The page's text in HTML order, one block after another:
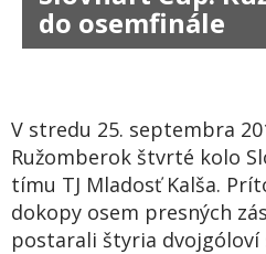
do osemfinále
V stredu 25. septembra
Ružomberok štvrté kolo
tímu TJ Mladosť Kalša.
dokopy osem presných
postarali štyria dvojgóloví